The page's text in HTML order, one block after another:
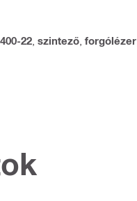
400-22 szintező forgólézer